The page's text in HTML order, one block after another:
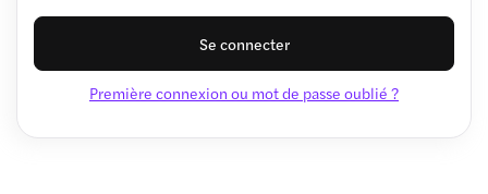
Se connecter
Première connexion ou mot de passe oublié ?